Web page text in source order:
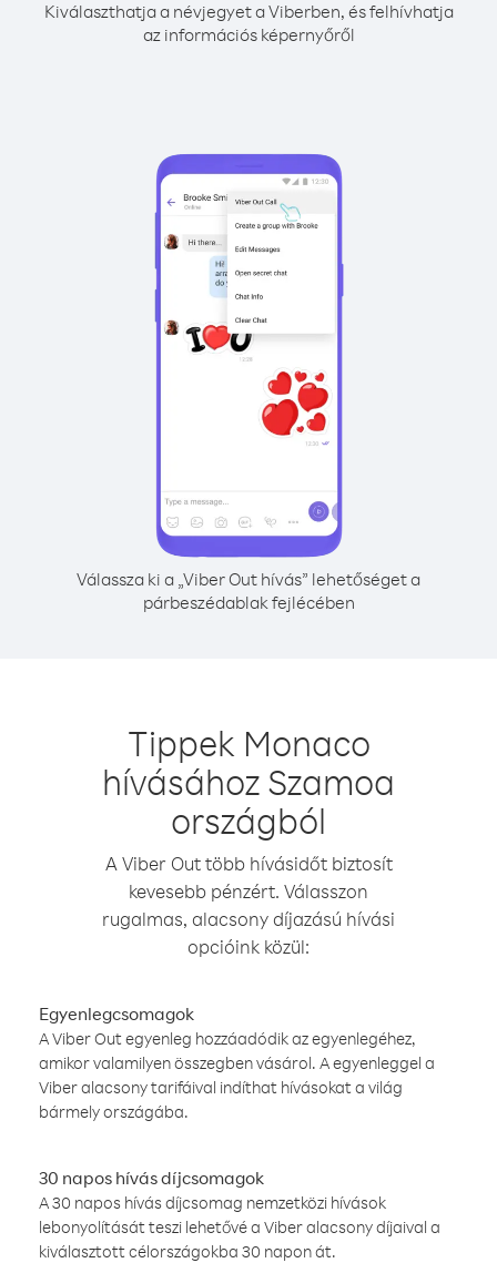
Kiválaszthatja a névjegyet a Viberben, és felhívhatja
az információs képernyőről
Válassza ki a „Viber Out hívás” lehetőséget a
párbeszédablak fejlécében
Tippek Monaco
hívásához Szamoa
országból
A Viber Out több hívásidőt biztosít
kevesebb pénzért. Válasszon
rugalmas, alacsony díjazású hívási
opcióink közül:
Egyenlegcsomagok
A Viber Out egyenleg hozzáadódik az egyenlegéhez,
amikor valamilyen összegben vásárol. A egyenleggel a
Viber alacsony tarifáival indíthat hívásokat a világ
bármely országába.
30 napos hívás díjcsomagok
A 30 napos hívás díjcsomag nemzetközi hívások
lebonyolítását teszi lehetővé a Viber alacsony díjaival a
kiválasztott célországokba 30 napon át.